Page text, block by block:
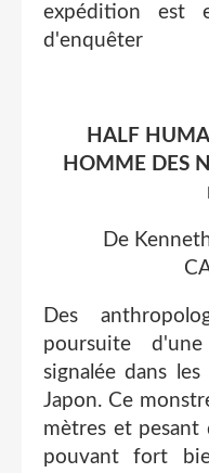
expédition est
d'enquêter
HALF
HOMME DES
De
Des
poursuite
signalée dans
Japon. Ce
mètres et pesant
pouvant fort